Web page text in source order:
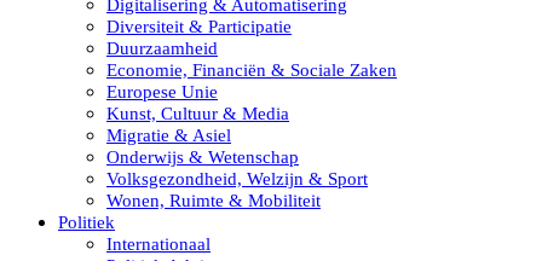
Digitalisering & Automatisering
Diversiteit & Participatie
Duurzaamheid
Economie, Financiën & Sociale Zaken
Europese Unie
Kunst, Cultuur & Media
Migratie & Asiel
Onderwijs & Wetenschap
Volksgezondheid, Welzijn & Sport
Wonen, Ruimte & Mobiliteit
Politiek
Internationaal